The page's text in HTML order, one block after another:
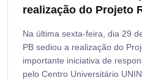
realização do Projeto
Na última sexta-feira, dia 29
PB sediou a realização do
importante iniciativa de
pelo Centro Universitário